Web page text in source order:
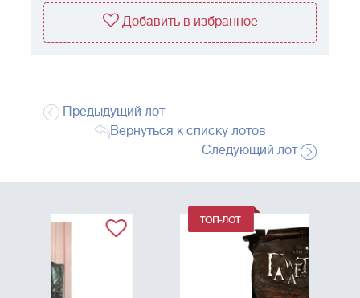
Добавить в избранное
Предыдущий лот
Вернуться к списку лотов
Следующий лот